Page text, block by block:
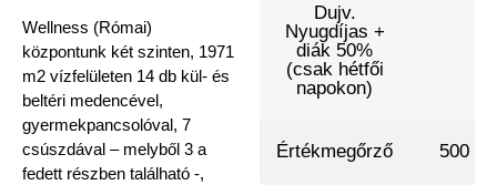
Wellness (Római)
központunk két szinten, 1971
m2 vízfelületen 14 db kül- és
beltéri medencével,
gyermekpancsolóval, 7
csúszdával – melyből 3 a
fedett részben található -,
Dujv.
Nyugdíjas +
diák 50%
(csak hétfői
napokon)
Értékmegőrző 500 .-